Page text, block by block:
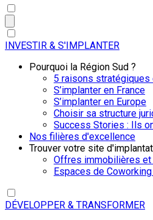
INVESTIR & S'IMPLANTER
Pourquoi la Région Sud ?
5 raisons stratégiques
S’implanter en France
S’implanter en Europe
Choisir sa structure
Success Stories : Ils
Nos filières d'excellence
Trouver votre site
Offres immobilières
Espaces de
DÉVELOPPER & TRANSFORMER